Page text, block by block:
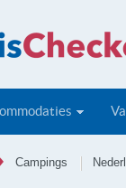
Campings